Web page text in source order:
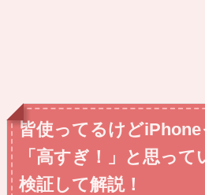
皆使ってるけどiPhone
「高すぎ！」と思っ
検証して解説！